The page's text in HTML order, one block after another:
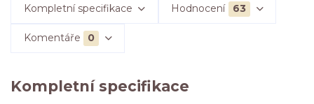
Kompletní specifikace Hodnocení 63
Komentáře 0
Kompletní specifikace